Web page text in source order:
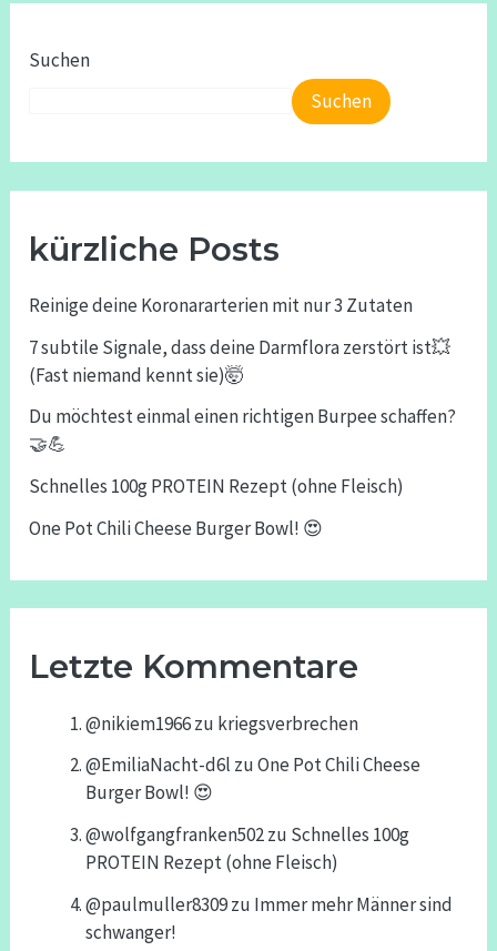
Suchen
Suchen
kürzliche Posts
Reinige deine Koronararterien mit nur 3 Zutaten
7 subtile Signale, dass deine Darmflora zerstört ist💥
(Fast niemand kennt sie)🤯
Du möchtest einmal einen richtigen Burpee schaffen?
🤝💪
Schnelles 100g PROTEIN Rezept (ohne Fleisch)
One Pot Chili Cheese Burger Bowl! 😍
Letzte Kommentare
@nikiem1966zu kriegsverbrechen
@EmiliaNacht-d6l zuOne Pot Chili Cheese
Burger Bowl! 😍
@wolfgangfranken502zu Schnelles 100g
PROTEIN Rezept (ohne Fleisch)
@paulmuller8309zu Immer mehr Männer sind
schwanger!